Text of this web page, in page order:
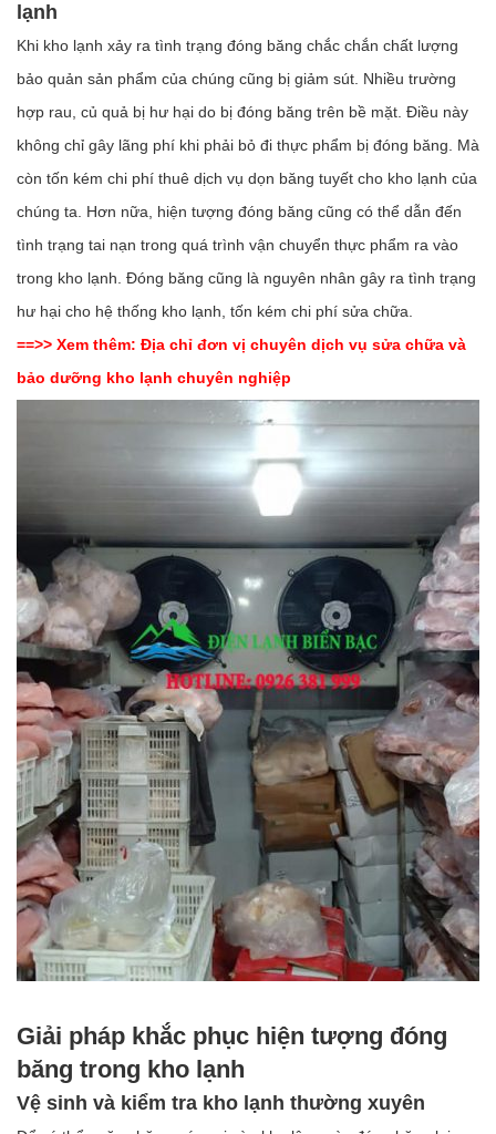
lạnh
Khi kho lạnh xảy ra tình trạng đóng băng chắc chắn chất lượng
bảo quản sản phẩm của chúng cũng bị giảm sút. Nhiều trường
hợp rau, củ quả bị hư hại do bị đóng băng trên bề mặt. Điều này
không chỉ gây lãng phí khi phải bỏ đi thực phẩm bị đóng băng. Mà
còn tốn kém chi phí thuê dịch vụ dọn băng tuyết cho kho lạnh của
chúng ta. Hơn nữa, hiện tượng đóng băng cũng có thể dẫn đến
tình trạng tai nạn trong quá trình vận chuyển thực phẩm ra vào
trong kho lạnh. Đóng băng cũng là nguyên nhân gây ra tình trạng
hư hại cho hệ thống kho lạnh, tốn kém chi phí sửa chữa.
==>> Xem thêm: Địa chỉ đơn vị chuyên dịch vụ sửa chữa và
bảo dưỡng kho lạnh chuyên nghiệp
Giải pháp khắc phục hiện tượng đóng
băng trong kho lạnh
Vệ sinh và kiểm tra kho lạnh thường xuyên